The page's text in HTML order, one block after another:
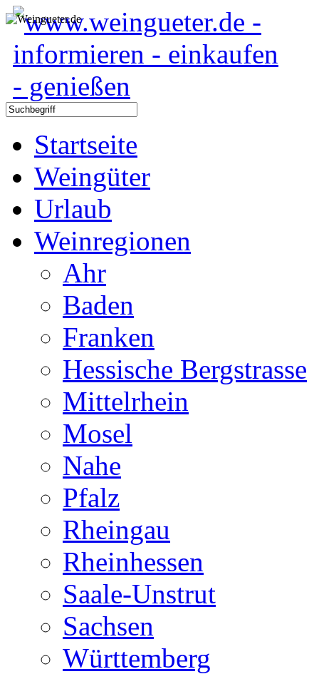
Startseite
Weingüter
Urlaub
Weinregionen
Ahr
Baden
Franken
Hessische Bergstrasse
Mittelrhein
Mosel
Nahe
Pfalz
Rheingau
Rheinhessen
Saale-Unstrut
Sachsen
Württemberg